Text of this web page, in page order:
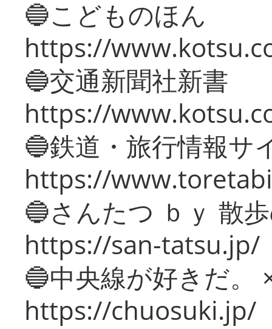
🔵こどものほん
https://
🔵交通新聞社新書
https://
🔵鉄道・旅行情報サ
https://
🔵さんたつ ｂｙ 散
https://san-tatsu.jp/
🔵中央線が好きだ。
https://chuosuki.jp/